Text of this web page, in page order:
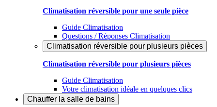
Climatisation réversible pour une seule pièce
Guide Climatisation
Questions / Réponses Climatisation
Climatisation réversible pour plusieurs pièces
Climatisation réversible pour plusieurs pièces
Guide Climatisation
Votre climatisation idéale en quelques clics
Chauffer la salle de bains